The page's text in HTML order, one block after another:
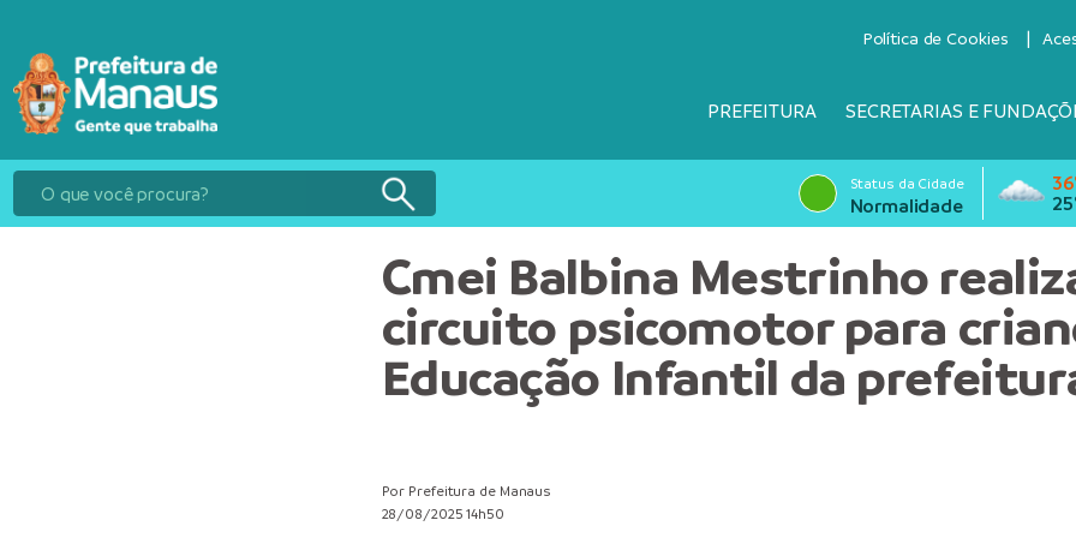
Política de Cookies
PREFEITURA SECRETARIAS E
Status da Cidade
Normalidade
Cmei Balbina Mestrinho
circuito psicomotor para
Educação Infantil da
Por Prefeitura de Manaus
28/08/2025 14h50